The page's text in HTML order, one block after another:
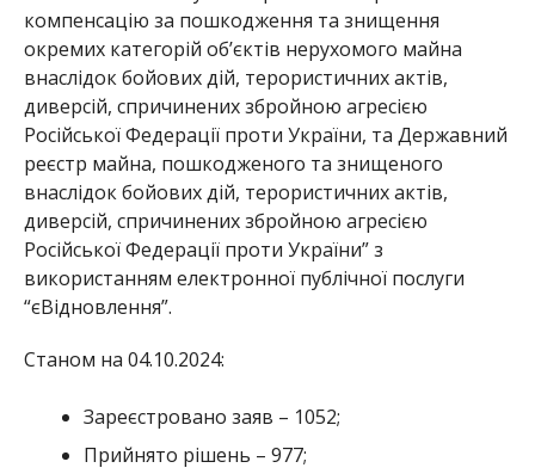
компенсацію за пошкодження та знищення
окремих категорій об’єктів нерухомого майна
внаслідок бойових дій, терористичних актів,
диверсій, спричинених збройною агресією
Російської Федерації проти України, та Державний
реєстр майна, пошкодженого та знищеного
внаслідок бойових дій, терористичних актів,
диверсій, спричинених збройною агресією
Російської Федерації проти України” з
використанням електронної публічної послуги
“єВідновлення”.
Станом на 04.10.2024:
Зареєстровано заяв – 1052;
Прийнято рішень – 977;